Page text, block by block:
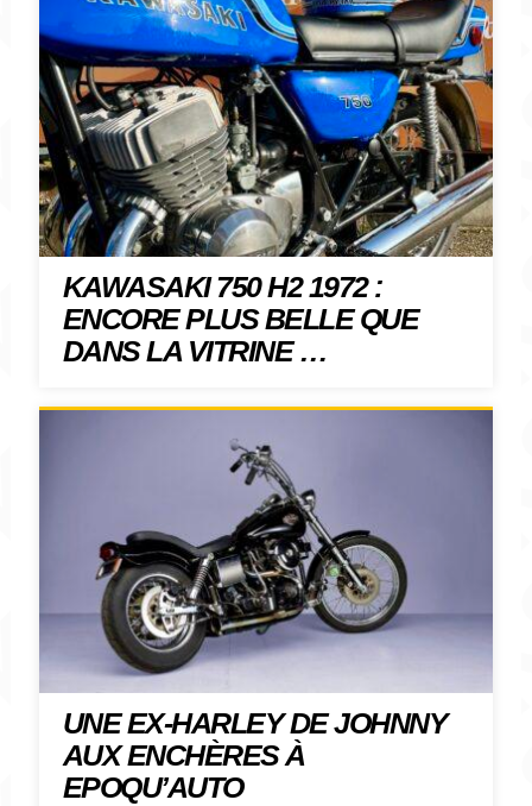
KAWASAKI 750 H2 1972 :
ENCORE PLUS BELLE QUE
DANS LA VITRINE …
UNE EX-HARLEY DE JOHNNY
AUX ENCHÈRES À
EPOQU’AUTO